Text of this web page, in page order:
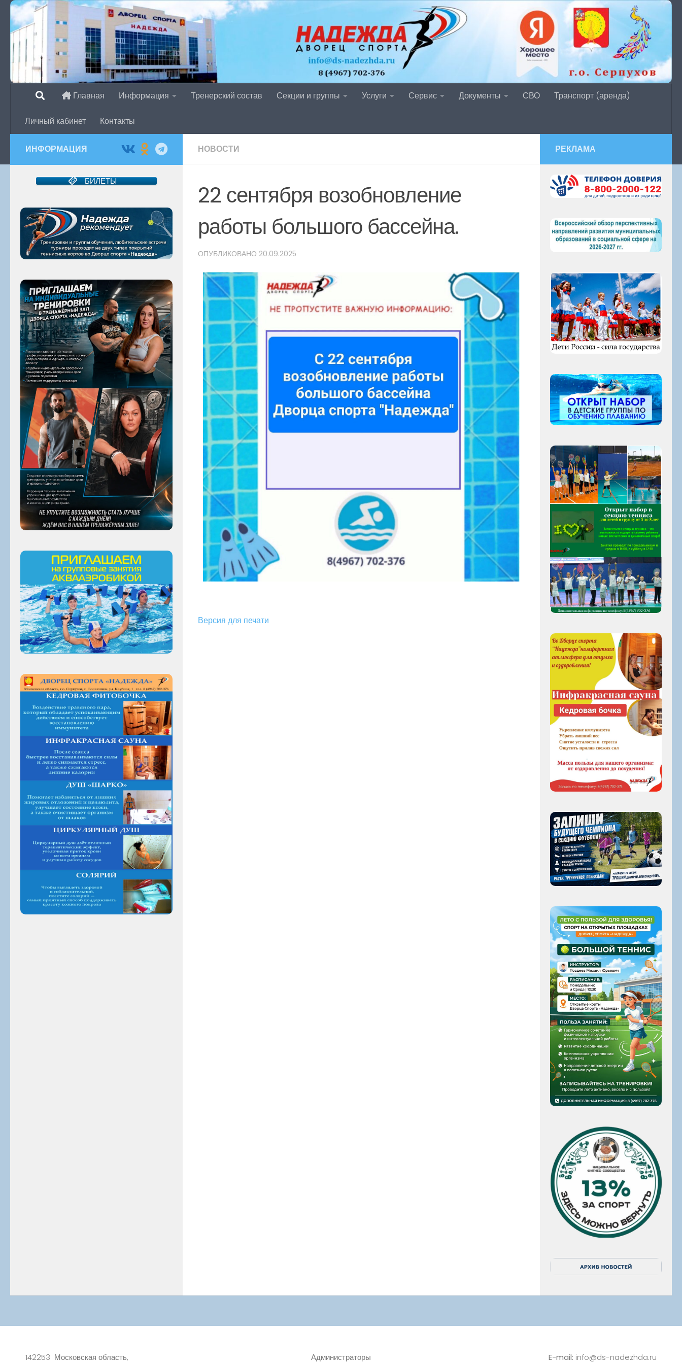
Перейти к содержимому
Главная Информация Тренерский состав Секции и группы Услуги Сервис Документы СВО Транспорт (аренда)
Личный кабинет Контакты
НОВОСТИ
22 сентября возобновление
работы большого бассейна.
ОПУБЛИКОВАНО 20.09.2025
Версия для печати
ИНФОРМАЦИЯ
БИЛЕТЫ
РЕКЛАМА
142253 Московская область, Администраторы E-mail: info@ds-nadezhda.ru